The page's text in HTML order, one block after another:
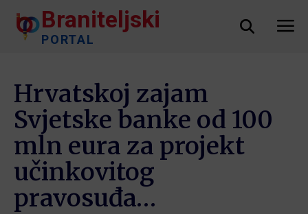
Braniteljski
PORTAL
Hrvatskoj zajam
Svjetske banke od 100
mln eura za projekt
učinkovitog
pravosuđa…